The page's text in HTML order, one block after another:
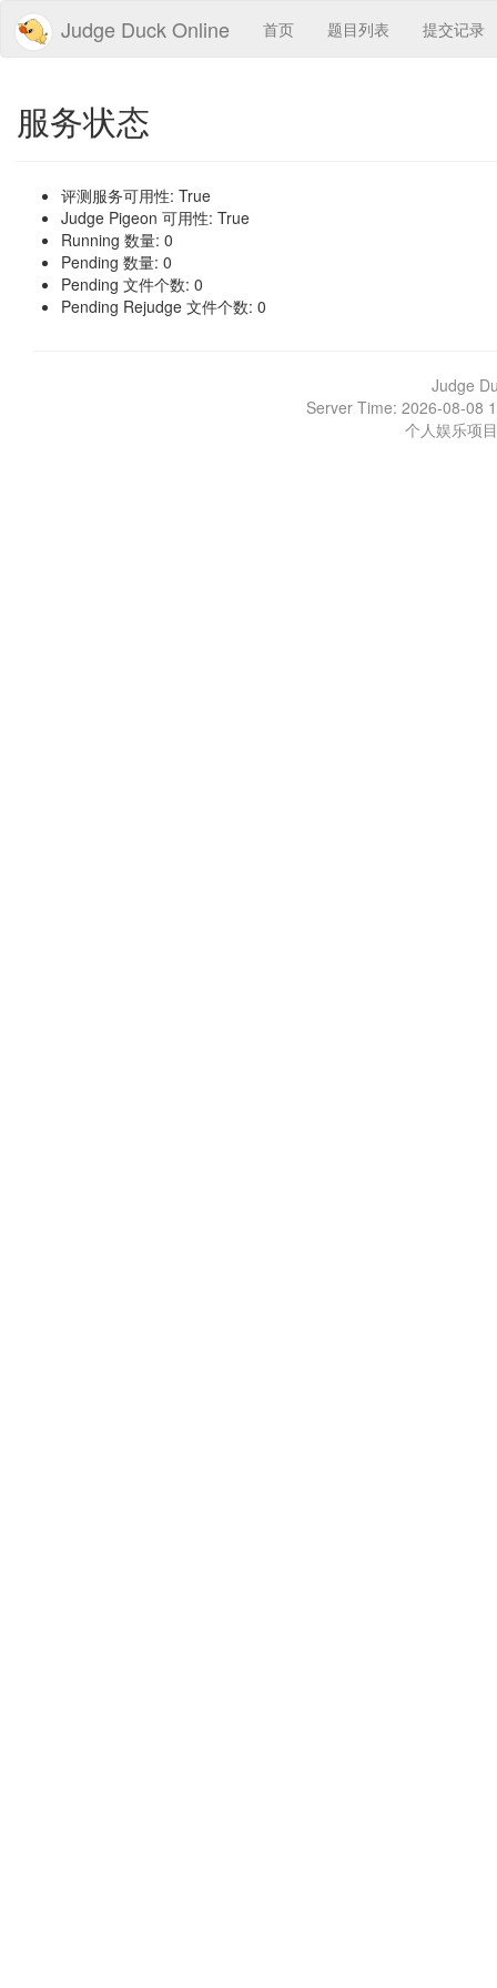
Judge Duck Online 首页 题目列表 提交记录
服务状态
评测服务可用性: True
Judge Pigeon 可用性: True
Running 数量: 0
Pending 数量: 0
Pending 文件个数: 0
Pending Rejudge 文件个数: 0
Judge
Server Time: 2026-08-08
个人娱乐项